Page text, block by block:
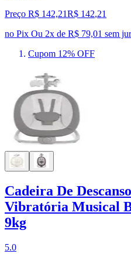
Preço R$ 142,21R$ 142,21
no Pix Ou 2x de R$ 79,01 sem
Cupom 12% OFF
Cadeira De
Vibratória Musical
9kg
5.0